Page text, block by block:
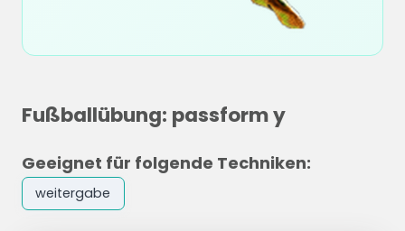
Fußballübung: passform y
Geeignet für folgende Techniken:
weitergabe